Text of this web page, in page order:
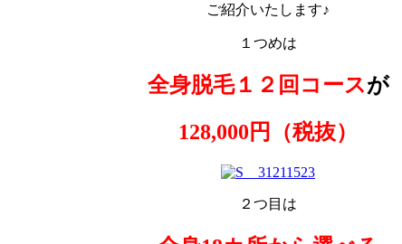
ご紹介いたします♪
１つめは
全身脱毛１２回コースが
128,000円（税抜）
２つ目は